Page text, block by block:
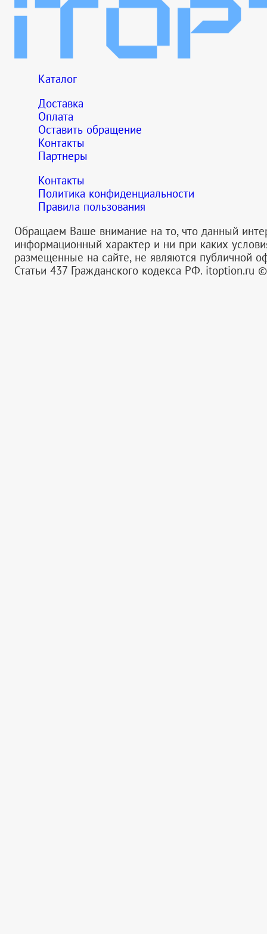
Каталог
Доставка
Оплата
Оставить обращение
Контакты
Партнеры
Контакты
Политика конфиденциальности
Правила пользования
Обращаем Ваше внимание на то, что данный
информационный характер и ни при каких
размещенные на сайте, не являются публичной
Статьи 437 Гражданского кодекса РФ. itoption.ru